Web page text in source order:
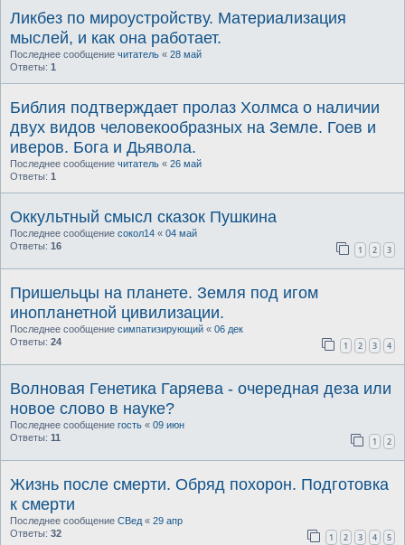
Ликбез по мироустройству. Материализация
мыслей, и как она работает.
Последнее сообщение читатель « 28 май
Ответы: 1
Библия подтверждает пролаз Холмса о наличии
двух видов человекообразных на Земле. Гоев и
иверов. Бога и Дьявола.
Последнее сообщение читатель « 26 май
Ответы: 1
Оккультный смысл сказок Пушкина
Последнее сообщение сокол14 « 04 май
Ответы: 16 1 2 3
Пришельцы на планете. Земля под игом
инопланетной цивилизации.
Последнее сообщение симпатизирующий « 06 дек
Ответы: 24 1 2 3 4
Волновая Генетика Гаряева - очередная деза или
новое слово в науке?
Последнее сообщение гость « 09 июн
Ответы: 11 1 2
Жизнь после смерти. Обряд похорон. Подготовка
к смерти
Последнее сообщение СВед « 29 апр
Ответы: 32 1 2 3 4 5